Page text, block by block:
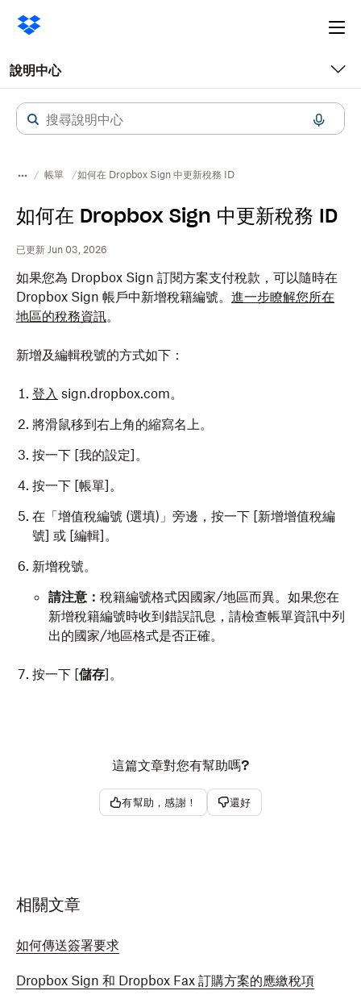
說明中心
帳單 如何在 Dropbox Sign 中更新稅務 ID
如何在 Dropbox Sign 中更新稅務 ID
已更新 Jun 03, 2026
如果您為 Dropbox Sign 訂閱方案支付稅款，可以隨時在
Dropbox Sign 帳戶中新增稅籍編號。 進一步瞭解您所在
地區的稅務資訊。
新增及編輯稅號的方式如下：
登入 sign.dropbox.com。
將滑鼠移到右上角的縮寫名上。
按一下 [我的設定] 。
按一下 [帳單] 。
在「增值稅編號 (選填)」 旁邊，按一下 [新增增值稅編
號] 或 [編輯] 。
新增稅號。
請注意： 稅籍編號格式因國家/地區而異。如果您在
新增稅籍編號時收到錯誤訊息，請檢查帳單資訊中列
出的國家/地區格式是否正確。
按一下 [儲存]。
這篇文章對您有幫助嗎?
有幫助，感謝！ 還好
相關文章
如何傳送簽署要求
Dropbox Sign 和 Dropbox Fax 訂購方案的應繳稅項